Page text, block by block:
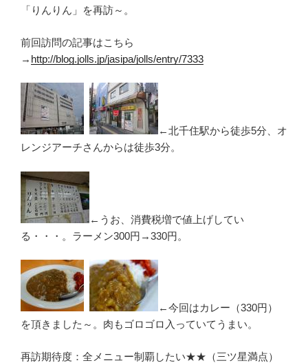
「りんりん」を再訪～。
前回訪問の記事はこちら
→ http://blog.jolls.jp/jasipa/jolls/entry/7333
←北千住駅から徒歩5分、オ
レンジアーチさんからは徒歩3分。
←うお、消費税増で値上げしてい
る・・・。ラーメン300円→330円。
←今回はカレー（330円）
を頂きました～。肉もゴロゴロ入っていてうまい。
再訪期待度：全メニュー制覇したい★★（三ツ星満点）